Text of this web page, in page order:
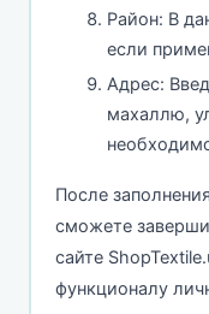
Район: В
если
Адрес:
махаллю,
После
сможете
сайте
функционалу